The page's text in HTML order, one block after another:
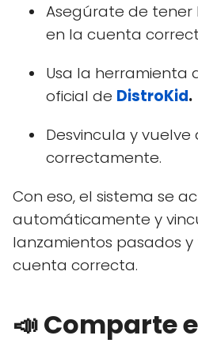
Asegúrate de tener
en la cuenta
Usa la herramienta
oficial de DistroKid.
Desvincula y vuelve
correctamente.
Con eso, el sistema se
automáticamente y
lanzamientos pasados
cuenta correcta.
📣 Comparte